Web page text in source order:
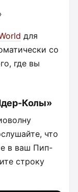
для
со
где вы
Колы»
что
в ваш Пип-
строку